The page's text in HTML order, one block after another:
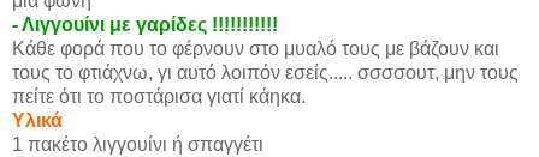
- Λιγγουίνι με γαρίδες !!!!!!!!!!!
Κάθε φορά που το φέρνουν στο μυαλό τους με βάζουν και
τους το φτιάχνω, γι αυτό λοιπόν εσείς..... σσσσουτ, μην τους
πείτε ότι το ποστάρισα γιατί κάηκα.
Υλικά
1 πακέτο λιγγουίνι ή σπαγγέτι